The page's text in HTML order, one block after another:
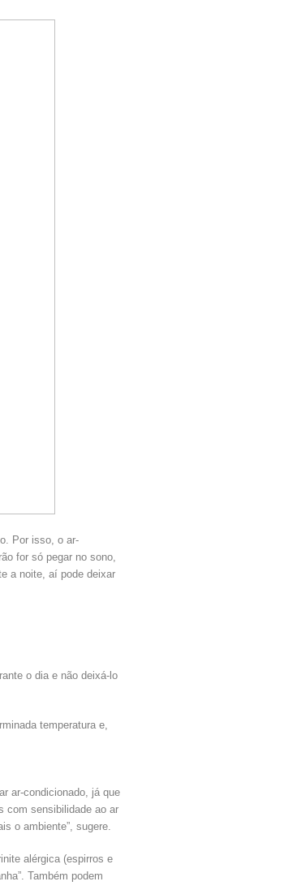
Por isso, o ar-
for só pegar no sono,
a noite, aí pode deixar
o dia e não deixá-lo
temperatura e,
ar-condicionado, já que
com sensibilidade ao ar
o ambiente”, sugere.
alérgica (espirros e
Também podem